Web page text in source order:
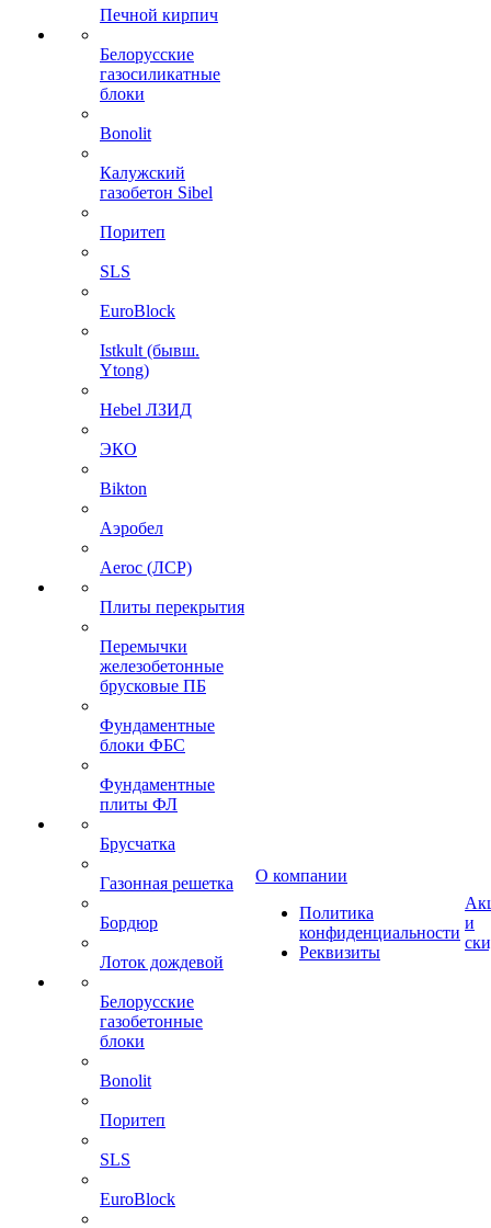
Печной кирпич
Белорусские
газосиликатные
блоки
Bonolit
Калужский
газобетон Sibel
Поритеп
SLS
EuroBlock
Istkult (бывш.
Ytong)
Hebel ЛЗИД
ЭКО
Bikton
Аэробел
Aeroc (ЛСР)
Плиты перекрытия
Перемычки
железобетонные
брусковые ПБ
Фундаментные
блоки ФБС
Фундаментные
плиты ФЛ
Брусчатка
Газонная решетка
Бордюр
Лоток дождевой
Белорусские
газобетонные
блоки
Bonolit
Поритеп
SLS
EuroBlock
О компании
Политика
конфиденциальности
Реквизиты
и